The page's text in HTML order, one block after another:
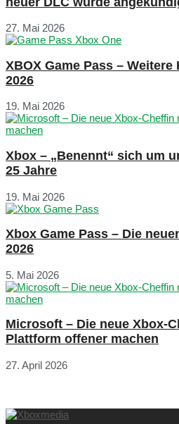
27. Mai 2026
XBOX Game Pass –
2026
19. Mai 2026
Xbox – „Benennt“ sich um
25 Jahre
19. Mai 2026
Xbox Game Pass – Die
2026
5. Mai 2026
Microsoft – Die neue Xbox-
Plattform offener machen
27. April 2026